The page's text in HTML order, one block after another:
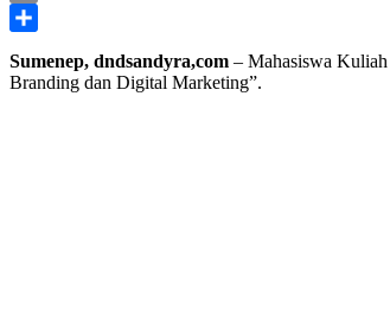
Link
Print
Sumenep, dndsandyra,com – Mahasiswa
Branding dan Digital Marketing”.